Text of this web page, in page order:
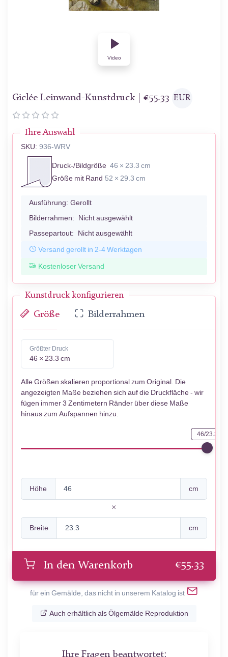
Video
Giclée Leinwand-Kunstdruck | €55.33 EUR
Ihre Auswahl
SKU: 936-WRV
Druck-/Bildgröße 46 × 23.3 cm
Größe mit Rand 52 × 29.3 cm
Ausführung: Gerollt
Bilderrahmen: Nicht ausgewählt
Passepartout: Nicht ausgewählt
Versand gerollt in 2-4 Werktagen
Kostenloser Versand
Kunstdruck konfigurieren
Größe Bilderrahmen
Größter Druck
46 × 23.3 cm
Alle Größen skalieren proportional zum Original. Die
angezeigten Maße beziehen sich auf die Druckfläche - wir
fügen immer 3 Zentimetern Ränder über diese Maße
hinaus zum Aufspannen hinzu.
46/23.3
Höhe cm
Breite cm
In den Warenkorb €55.33
für ein Gemälde, das nicht in unserem Katalog ist
Auch erhältlich als Ölgemälde Reproduktion
Ihre Fragen beantwortet: